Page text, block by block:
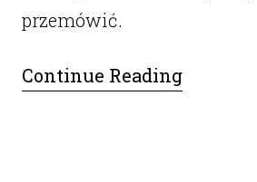
przemówić.
Continue Reading